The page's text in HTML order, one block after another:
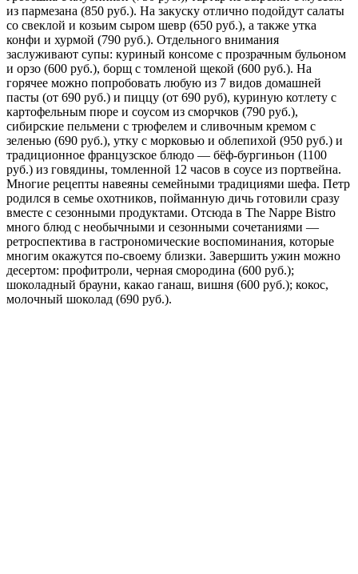
из пармезана (850 руб.). На закуску отлично подойдут салаты
со свеклой и козьим сыром шевр (650 руб.), а также утка
конфи и хурмой (790 руб.). Отдельного внимания
заслуживают супы: куриный консоме с прозрачным бульоном
и орзо (600 руб.), борщ с томленой щекой (600 руб.). На
горячее можно попробовать любую из 7 видов домашней
пасты (от 690 руб.) и пиццу (от 690 руб), куриную котлету с
картофельным пюре и соусом из сморчков (790 руб.),
сибирские пельмени с трюфелем и сливочным кремом с
зеленью (690 руб.), утку с морковью и облепихой (950 руб.) и
традиционное французское блюдо — бёф-бургиньон (1100
руб.) из говядины, томленной 12 часов в соусе из портвейна.
Многие рецепты навеяны семейными традициями шефа. Петр
родился в семье охотников, пойманную дичь готовили сразу
вместе с сезонными продуктами. Отсюда в The Nappe Bistro
много блюд с необычными и сезонными сочетаниями —
ретроспектива в гастрономические воспоминания, которые
многим окажутся по-своему близки. Завершить ужин можно
десертом: профитроли, черная смородина (600 руб.);
шоколадный брауни, какао ганаш, вишня (600 руб.); кокос,
молочный шоколад (690 руб.).